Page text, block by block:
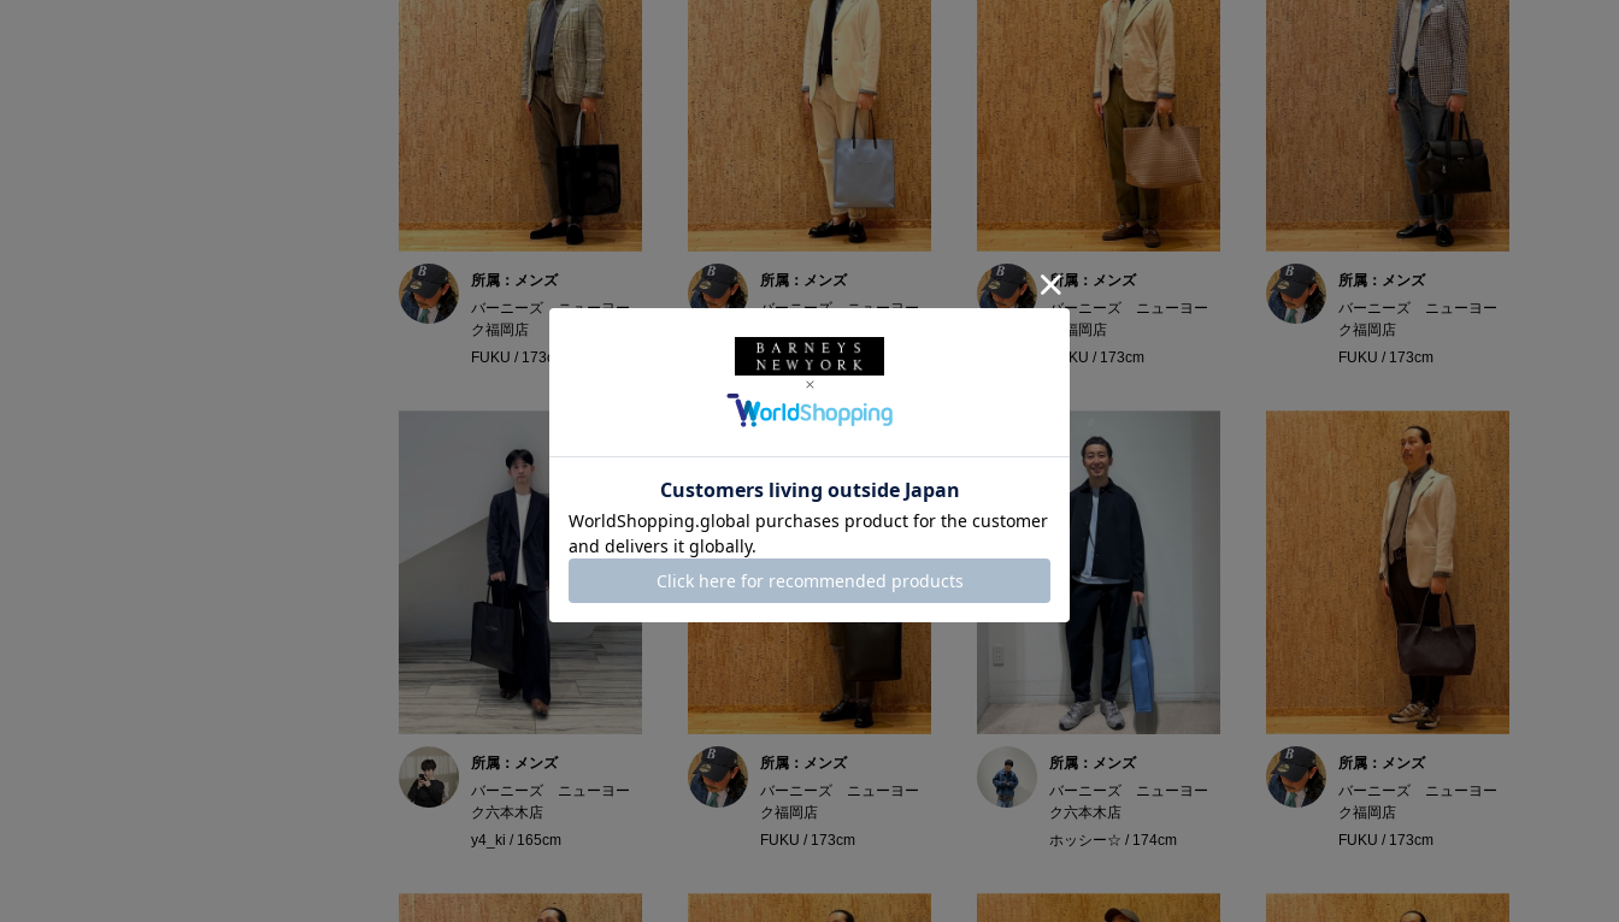
所属：メンズ
バーニーズ ニューヨー
ク福岡店
FUKU / 173cm
所属：メンズ
バーニーズ ニューヨー
FUKU / 173cm
所属：メンズ
バーニーズ ニューヨー
ク福岡店
FUKU / 173cm
所属：メンズ
バーニーズ ニューヨー
ク福岡店
FUKU / 173cm
所属：メンズ
バーニーズ ニューヨー
ク六本木店
y4_ki / 165cm
所属：メンズ
バーニーズ ニューヨー
ク福岡店
FUKU / 173cm
所属：メンズ
バーニーズ ニューヨー
ク六本木店
ホッシー☆ / 174cm
所属：メンズ
バーニーズ ニューヨー
ク福岡店
FUKU / 173cm